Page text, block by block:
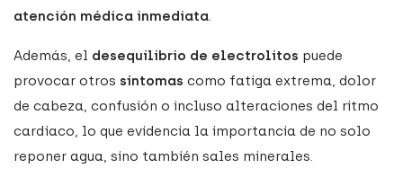
atención médica inmediata.
Además, el desequilibrio de electrolitos puede
provocar otros síntomas como fatiga extrema, dolor
de cabeza, confusión o incluso alteraciones del ritmo
cardíaco, lo que evidencia la importancia de no solo
reponer agua, sino también sales minerales.